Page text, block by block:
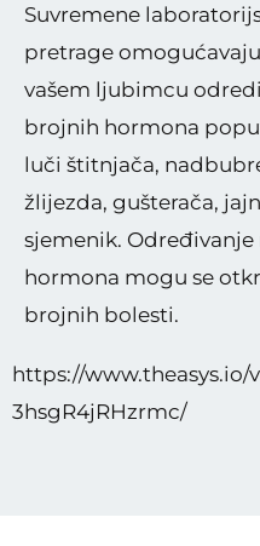
Suvremene
pretrage
vašem ljubimcu
brojnih hormona
luči štitnjača,
žlijezda, gušterača,
sjemenik. Određivanje
hormona mogu se
brojnih bolesti.
https://www.theasys.io/
3hsgR4jRHzrmc/